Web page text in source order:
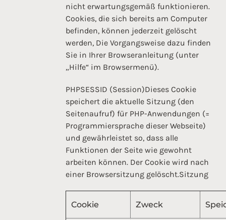
nicht erwartungsgemäß funktionieren.
Cookies, die sich bereits am Computer
befinden, können jederzeit gelöscht
werden, Die Vorgangsweise dazu finden
Sie in Ihrer Browseranleitung (unter
„Hilfe“ im Browsermenü).
PHPSESSID (Session)Dieses Cookie
speichert die aktuelle Sitzung (den
Seitenaufruf) für PHP-Anwendungen (=
Programmiersprache dieser Webseite)
und gewährleistet so, dass alle
Funktionen der Seite wie gewohnt
arbeiten können. Der Cookie wird nach
einer Browsersitzung gelöscht.Sitzung
Cookie Zweck